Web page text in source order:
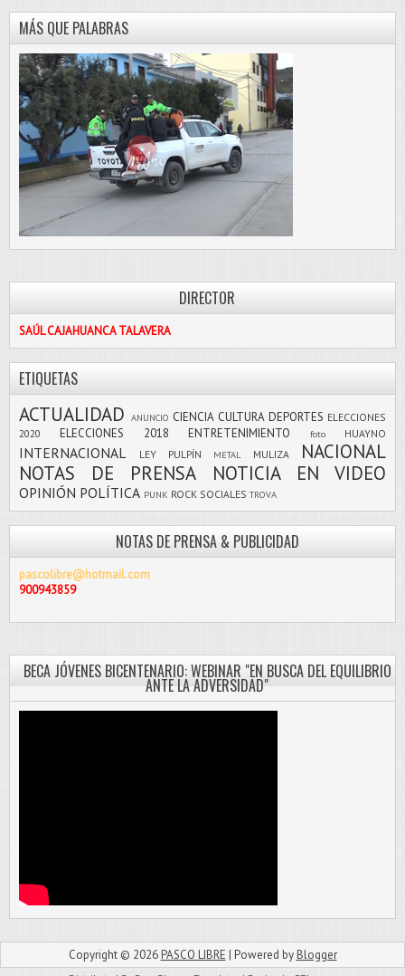
MÁS QUE PALABRAS
DIRECTOR
SAÚL CAJAHUANCA TALAVERA
ETIQUETAS
ACTUALIDAD ANUNCIO CIENCIA CULTURA DEPORTES ELECCIONES
2020
ELECCIONES 2018 ENTRETENIMIENTO foto HUAYNO
INTERNACIONAL LEY PULPÍN METAL MULIZA
NACIONAL
NOTAS DE PRENSA
NOTICIA EN VIDEO
OPINIÓN POLÍTICA PUNK ROCK SOCIALES TROVA
NOTAS DE PRENSA & PUBLICIDAD
pascolibre@hotmail.com
900943859
BECA JÓVENES BICENTENARIO: WEBINAR "EN BUSCA DEL EQUILIBRIO
ANTE LA ADVERSIDAD"
Copyright © 2026 PASCO LIBRE | Powered by Blogger